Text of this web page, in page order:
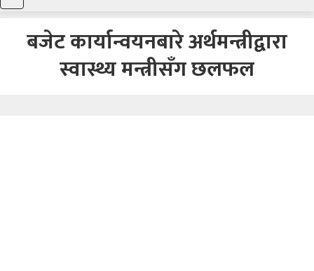
बजेट कार्यान्वयनबारे अर्थमन्त्रीद्वारा
स्वास्थ्य मन्त्रीसँग छलफल